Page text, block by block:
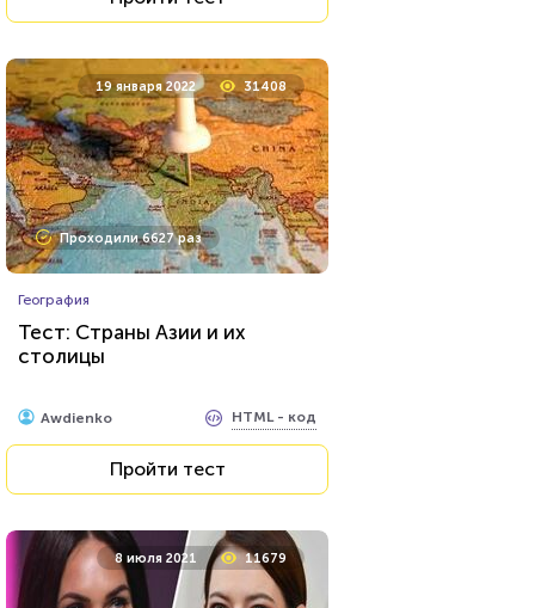
19 января 2022 31408
Проходили 6627 раз
География
Тест: Страны Азии и их
столицы
Awdienko HTML - код
Пройти тест
8 июля 2021 11679